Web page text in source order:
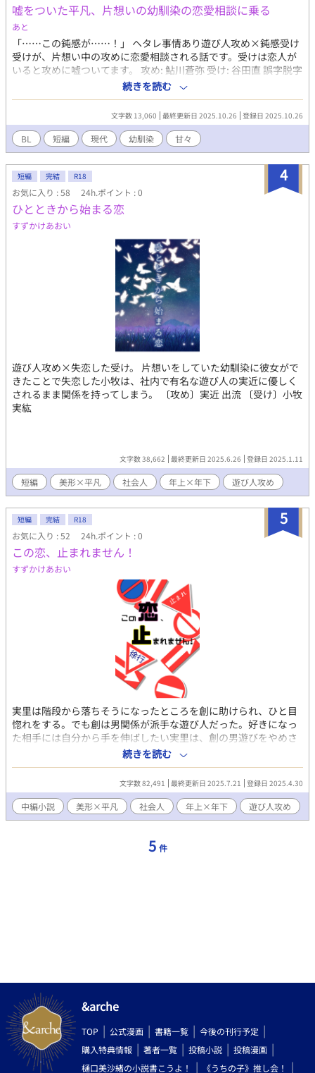
嘘をついた平凡、片想いの幼馴染の恋愛相談に乗る
あと
「……この鈍感が……！」 ヘタレ事情あり遊び人攻め×鈍感受け
受けが、片想い中の攻めに恋愛相談される話です。受けは恋人が
いると攻めに嘘ついてます。 攻め: 鮎川蒼弥 受け: 谷田直 誤字脱字
はサイレント修正します。 定期的にタグも整理します。 批判・中
傷コメントはお控えください。 見つけ次第削除いたします。
続きを読む
文字数 13,060 最終更新日 2025.10.26 登録日 2025.10.26
BL 短編 現代 幼馴染 甘々
4
短編 完結 R18
お気に入り : 58 24h.ポイント : 0
ひとときから始まる恋
すずかけあおい
遊び人攻め×失恋した受け。 片想いをしていた幼馴染に彼女がで
きたことで失恋した小牧は、社内で有名な遊び人の実近に優しく
されるまま関係を持ってしまう。 〔攻め〕実近 出流 〔受け〕小牧
実紘
文字数 38,662 最終更新日 2025.6.26 登録日 2025.1.11
短編 美形×平凡 社会人 年上×年下 遊び人攻め
5
短編 完結 R18
お気に入り : 52 24h.ポイント : 0
この恋、止まれません！
すずかけあおい
実里は階段から落ちそうになったところを創に助けられ、ひと目
惚れをする。でも創は男関係が派手な遊び人だった。好きになっ
た相手には自分から手を伸ばしたい実里は、創の男遊びをやめさ
せてみせると宣言するが――。 明るいラブコメのようなそうでも
ないような話です。 〔攻め〕糸賀 創 〔受け〕村瀬 実里 外部サイ
トでも同作品を投稿しています。
続きを読む
文字数 82,491 最終更新日 2025.7.21 登録日 2025.4.30
中編小説 美形×平凡 社会人 年上×年下 遊び人攻め
5 件
&arche
TOP 公式漫画 書籍一覧
今後の刊行予定
購入特典情報
著者一覧 投稿小説
投稿漫画
樋口美沙緒の小説書こうよ！
《うちの子》推し会！